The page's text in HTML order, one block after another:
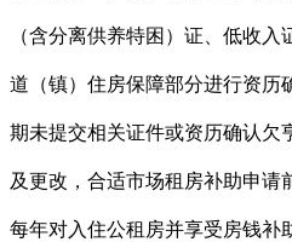
（含分离供养特困）证、低收
道（镇）住房保障部分进行资历
期未提交相关证件或资历确认欠
及更改，合适市场租房补助申请
每年对入住公租房并享受房钱补